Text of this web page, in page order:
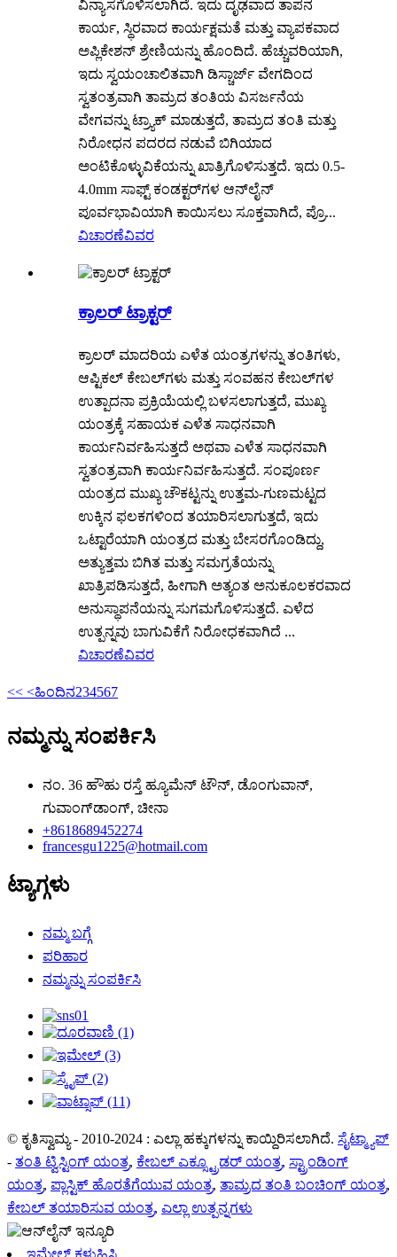
ವಿನ್ಯಾಸಗೊಳಿಸಲಾಗಿದೆ. ಇದು ದೃಢವಾದ ತಾಪನ
ಕಾರ್ಯ, ಸ್ಥಿರವಾದ ಕಾರ್ಯಕ್ಷಮತೆ ಮತ್ತು ವ್ಯಾಪಕವಾದ
ಅಪ್ಲಿಕೇಶನ್ ಶ್ರೇಣಿಯನ್ನು ಹೊಂದಿದೆ. ಹೆಚ್ಚುವರಿಯಾಗಿ,
ಇದು ಸ್ವಯಂಚಾಲಿತವಾಗಿ ಡಿಸ್ಚಾರ್ಜ್ ವೇಗದಿಂದ
ಸ್ವತಂತ್ರವಾಗಿ ತಾಮ್ರದ ತಂತಿಯ ವಿಸರ್ಜನೆಯ
ವೇಗವನ್ನು ಟ್ರ್ಯಾಕ್ ಮಾಡುತ್ತದೆ, ತಾಮ್ರದ ತಂತಿ ಮತ್ತು
ನಿರೋಧನ ಪದರದ ನಡುವೆ ಬಿಗಿಯಾದ
ಅಂಟಿಕೊಳ್ಳುವಿಕೆಯನ್ನು ಖಾತ್ರಿಗೊಳಿಸುತ್ತದೆ. ಇದು 0.5-
4.0mm ಸಾಫ್ಟ್ ಕಂಡಕ್ಟರ್‌ಗಳ ಆನ್‌ಲೈನ್
ಪೂರ್ವಭಾವಿಯಾಗಿ ಕಾಯಿಸಲು ಸೂಕ್ತವಾಗಿದೆ, ಪ್ರೊ...
ವಿಚಾರಣೆವಿವರ
ಕ್ರಾಲರ್ ಟ್ರಾಕ್ಟರ್
ಕ್ರಾಲರ್ ಮಾದರಿಯ ಎಳೆತ ಯಂತ್ರಗಳನ್ನು ತಂತಿಗಳು,
ಆಪ್ಟಿಕಲ್ ಕೇಬಲ್‌ಗಳು ಮತ್ತು ಸಂವಹನ ಕೇಬಲ್‌ಗಳ
ಉತ್ಪಾದನಾ ಪ್ರಕ್ರಿಯೆಯಲ್ಲಿ ಬಳಸಲಾಗುತ್ತದೆ, ಮುಖ್ಯ
ಯಂತ್ರಕ್ಕೆ ಸಹಾಯಕ ಎಳೆತ ಸಾಧನವಾಗಿ
ಕಾರ್ಯನಿರ್ವಹಿಸುತ್ತದೆ ಅಥವಾ ಎಳೆತ ಸಾಧನವಾಗಿ
ಸ್ವತಂತ್ರವಾಗಿ ಕಾರ್ಯನಿರ್ವಹಿಸುತ್ತದೆ. ಸಂಪೂರ್ಣ
ಯಂತ್ರದ ಮುಖ್ಯ ಚೌಕಟ್ಟನ್ನು ಉತ್ತಮ-ಗುಣಮಟ್ಟದ
ಉಕ್ಕಿನ ಫಲಕಗಳಿಂದ ತಯಾರಿಸಲಾಗುತ್ತದೆ, ಇದು
ಒಟ್ಟಾರೆಯಾಗಿ ಯಂತ್ರದ ಮತ್ತು ಬೇಸರಗೊಂಡಿದ್ದು,
ಅತ್ಯುತ್ತಮ ಬಿಗಿತ ಮತ್ತು ಸಮಗ್ರತೆಯನ್ನು
ಖಾತ್ರಿಪಡಿಸುತ್ತದೆ, ಹೀಗಾಗಿ ಅತ್ಯಂತ ಅನುಕೂಲಕರವಾದ
ಅನುಸ್ಥಾಪನೆಯನ್ನು ಸುಗಮಗೊಳಿಸುತ್ತದೆ. ಎಳೆದ
ಉತ್ಪನ್ನವು ಬಾಗುವಿಕೆಗೆ ನಿರೋಧಕವಾಗಿದೆ ...
ವಿಚಾರಣೆವಿವರ
<< <ಹಿಂದಿನ234567
ನಮ್ಮನ್ನು ಸಂಪರ್ಕಿಸಿ
ನಂ. 36 ಹೌಹು ರಸ್ತೆ ಹ್ಯೂಮೆನ್ ಟೌನ್, ಡೊಂಗುವಾನ್,
ಗುವಾಂಗ್‌ಡಾಂಗ್, ಚೀನಾ
+8618689452274
francesgu1225@hotmail.com
ಟ್ಯಾಗ್ಗಳು
ನಮ್ಮ ಬಗ್ಗೆ
ಪರಿಹಾರ
ನಮ್ಮನ್ನು ಸಂಪರ್ಕಿಸಿ
© ಕೃತಿಸ್ವಾಮ್ಯ - 2010-2024 : ಎಲ್ಲಾ ಹಕ್ಕುಗಳನ್ನು ಕಾಯ್ದಿರಿಸಲಾಗಿದೆ. ಸೈಟ್ಮ್ಯಾಪ್
- ತಂತಿ ಟ್ವಿಸ್ಟಿಂಗ್ ಯಂತ್ರ, ಕೇಬಲ್ ಎಕ್ಸ್ಟ್ರೂಡರ್ ಯಂತ್ರ, ಸ್ಟ್ರಾಂಡಿಂಗ್
ಯಂತ್ರ, ಪ್ಲಾಸ್ಟಿಕ್ ಹೊರತೆಗೆಯುವ ಯಂತ್ರ, ತಾಮ್ರದ ತಂತಿ ಬಂಚಿಂಗ್ ಯಂತ್ರ,
ಕೇಬಲ್ ತಯಾರಿಸುವ ಯಂತ್ರ, ಎಲ್ಲಾ ಉತ್ಪನ್ನಗಳು
ಇಮೇಲ್ ಕಳುಹಿಸಿ